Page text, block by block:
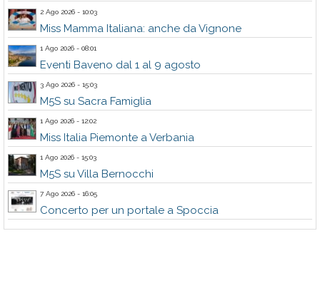
2 Ago 2026 - 10:03
Miss Mamma Italiana: anche da Vignone
1 Ago 2026 - 08:01
Eventi Baveno dal 1 al 9 agosto
3 Ago 2026 - 15:03
M5S su Sacra Famiglia
1 Ago 2026 - 12:02
Miss Italia Piemonte a Verbania
1 Ago 2026 - 15:03
M5S su Villa Bernocchi
7 Ago 2026 - 16:05
Concerto per un portale a Spoccia